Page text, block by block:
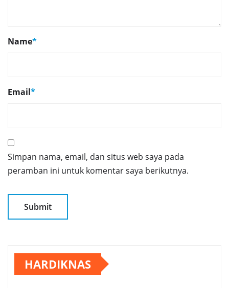
Name*
Email*
Simpan nama, email, dan situs web saya pada
peramban ini untuk komentar saya berikutnya.
HARDIKNAS